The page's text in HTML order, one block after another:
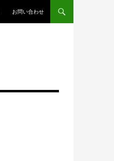
お問い合わせ